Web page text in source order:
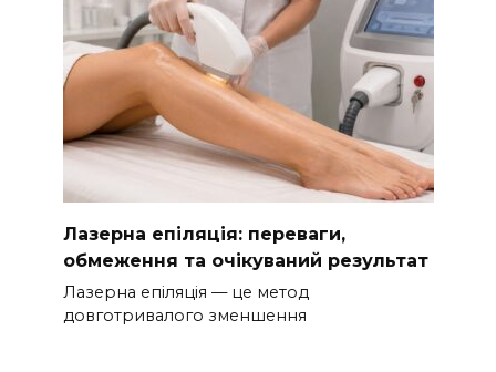
Лазерна епіляція: переваги,
обмеження та очікуваний результат
Лазерна епіляція — це метод
довготривалого зменшення